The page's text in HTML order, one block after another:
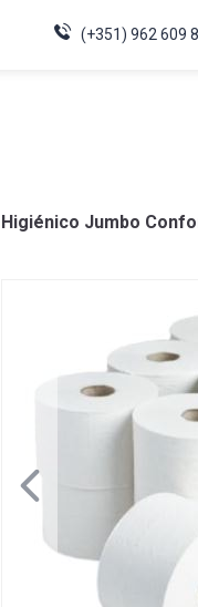
(+351) 962 609
Higiénico Jumbo